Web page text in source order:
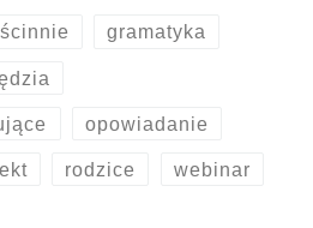
gramatyka
opowiadanie
rodzice webinar